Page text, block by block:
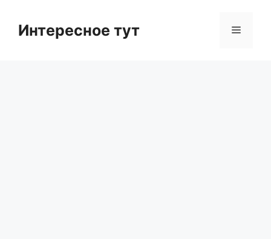
contentИнтересное тут Menu